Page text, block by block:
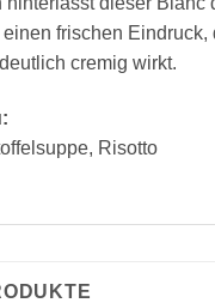
einen frischen Eindruck,
cremig wirkt.
Risotto